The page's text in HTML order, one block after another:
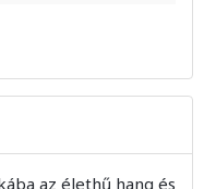
az élethű hang és